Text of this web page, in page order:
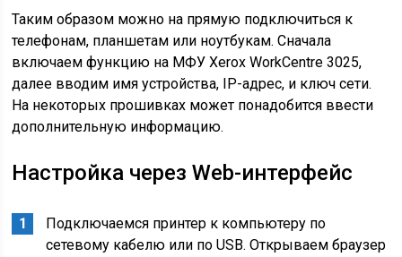
Таким образом можно на прямую подключиться к
телефонам, планшетам или ноутбукам. Сначала
включаем функцию на МФУ Xerox WorkCentre 3025,
далее вводим имя устройства, IP-адрес, и ключ сети.
На некоторых прошивках может понадобится ввести
дополнительную информацию.
Настройка через Web-интерфейс
Подключаемся принтер к компьютеру по
сетевому кабелю или по USB. Открываем браузер